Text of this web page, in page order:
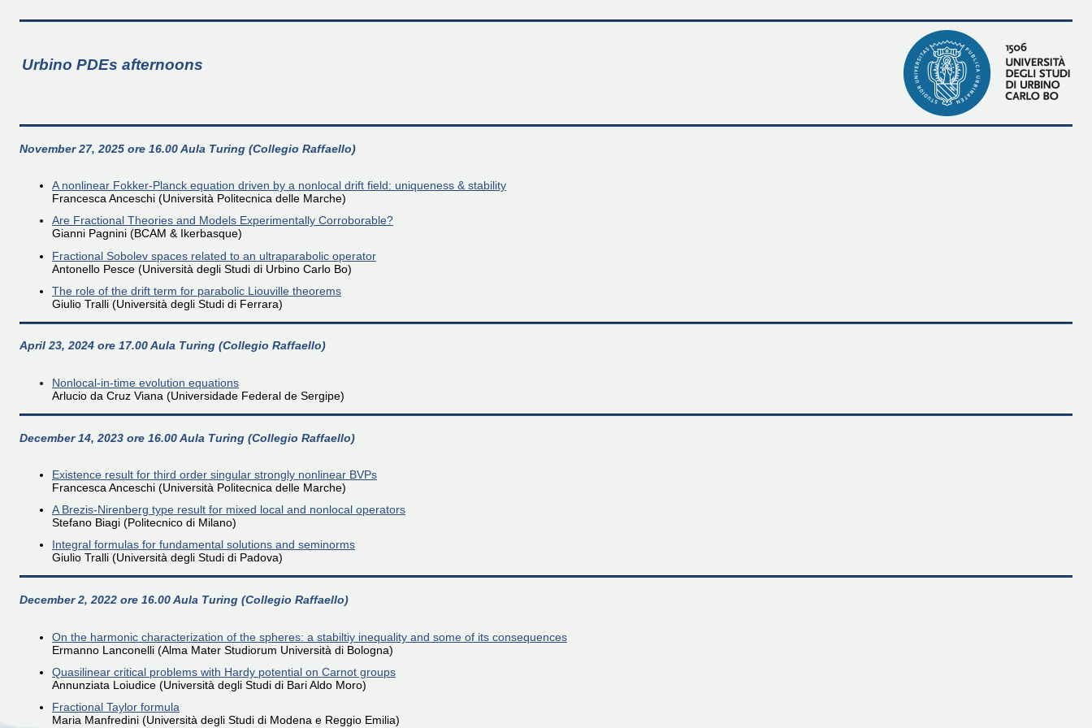
Urbino PDEs afternoons
November 27, 2025 ore 16.00 Aula Turing (Collegio Raffaello)
A nonlinear Fokker-Planck equation driven by a nonlocal drift field: uniqueness & stability
Francesca Anceschi (Università Politecnica delle Marche)
Are Fractional Theories and Models Experimentally Corroborable?
Gianni Pagnini (BCAM & Ikerbasque)
Fractional Sobolev spaces related to an ultraparabolic operator
Antonello Pesce (Università degli Studi di Urbino Carlo Bo)
The role of the drift term for parabolic Liouville theorems
Giulio Tralli (Università degli Studi di Ferrara)
April 23, 2024 ore 17.00 Aula Turing (Collegio Raffaello)
Nonlocal-in-time evolution equations
Arlucio da Cruz Viana (Universidade Federal de Sergipe)
December 14, 2023 ore 16.00 Aula Turing (Collegio Raffaello)
Existence result for third order singular strongly nonlinear BVPs
Francesca Anceschi (Università Politecnica delle Marche)
A Brezis-Nirenberg type result for mixed local and nonlocal operators
Stefano Biagi (Politecnico di Milano)
Integral formulas for fundamental solutions and seminorms
Giulio Tralli (Università degli Studi di Padova)
December 2, 2022 ore 16.00 Aula Turing (Collegio Raffaello)
On the harmonic characterization of the spheres: a stabiltiy inequality and some of its consequences
Ermanno Lanconelli (Alma Mater Studiorum Università di Bologna)
Quasilinear critical problems with Hardy potential on Carnot groups
Annunziata Loiudice (Università degli Studi di Bari Aldo Moro)
Fractional Taylor formula
Maria Manfredini (Università degli Studi di Modena e Reggio Emilia)